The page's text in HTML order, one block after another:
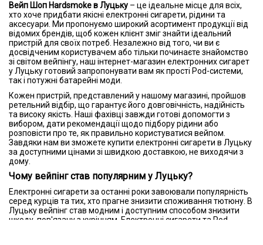
Вейп Шоп Hardsmoke в Луцьку – це ідеальне місце для всіх,
хто хоче придбати якісні електронні сигарети, рідини та
аксесуари. Ми пропонуємо широкий асортимент продукції від
відомих брендів, щоб кожен клієнт зміг знайти ідеальний
пристрій для своїх потреб. Незалежно від того, чи ви є
досвідченим користувачем або тільки починаєте знайомство
зі світом вейпінгу, наш інтернет-магазин електронних сигарет
у Луцьку готовий запропонувати вам як прості Pod-системи,
так і потужні батарейні моди.
Кожен пристрій, представлений у нашому магазині, пройшов
ретельний відбір, що гарантує його довговічність, надійність
та високу якість. Наші фахівці завжди готові допомогти з
вибором, дати рекомендації щодо підбору рідини або
розповісти про те, як правильно користуватися вейпом.
Завдяки нам ви зможете купити електронні сигарети в Луцьку
за доступними цінами зі швидкою доставкою, не виходячи з
дому.
Чому вейпінг став популярним у Луцьку?
Електронні сигарети за останні роки завоювали популярність
серед курців та тих, хто прагне знизити споживання тютюну. В
Луцьку вейпінг став модним і доступним способом знизити
шкоду, пов'язану з курінням. Електронні сигарети та Pod-